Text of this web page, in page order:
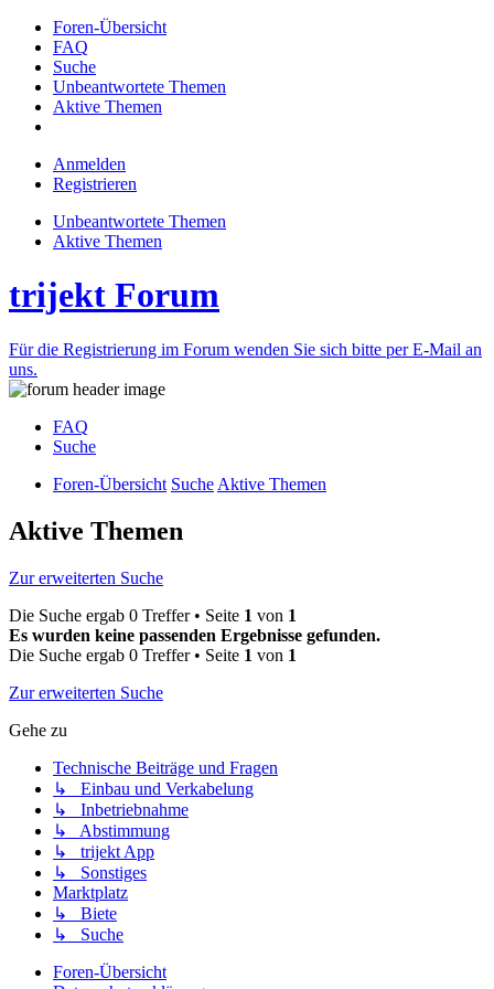
Foren-Übersicht
FAQ
Suche
Unbeantwortete Themen
Aktive Themen
Anmelden
Registrieren
Unbeantwortete Themen
Aktive Themen
trijekt Forum
Für die Registrierung im Forum wenden Sie sich bitte per E-Mail an
uns.
FAQ
Suche
Foren-Übersicht Suche Aktive Themen
Aktive Themen
Zur erweiterten Suche
Die Suche ergab 0 Treffer • Seite 1 von 1
Es wurden keine passenden Ergebnisse gefunden.
Die Suche ergab 0 Treffer • Seite 1 von 1
Zur erweiterten Suche
Gehe zu
Technische Beiträge und Fragen
↳ Einbau und Verkabelung
↳ Inbetriebnahme
↳ Abstimmung
↳ trijekt App
↳ Sonstiges
Marktplatz
↳ Biete
↳ Suche
Foren-Übersicht